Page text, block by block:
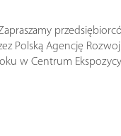
Polską Agencję
w Centrum